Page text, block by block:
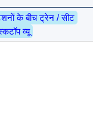
के बीच ट्रेन / सीट
व्यू